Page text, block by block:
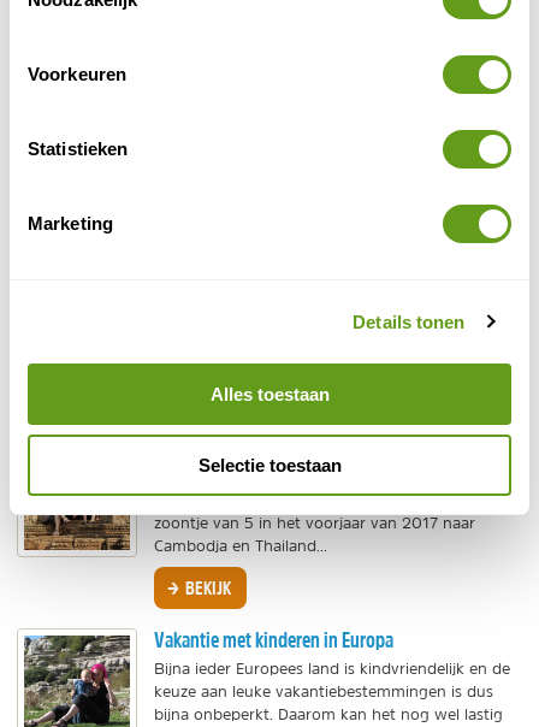
Voorkeuren
Statistieken
Marketing
Details tonen
Alles toestaan
Selectie toestaan
Noorwegen is een ideale bestemming voor een
een rondreis door Noorwegen gemaakt met ons
de natuur. Kom op de meest onbekende plekken
BEKIJK
kinderen te ontdekken. Zelf zijn wij met ons
zoontje van 5 in het voorjaar van 2017 naar
Cambodja en Thailand...
BEKIJK
Vakantie met kinderen in Europa
Bijna ieder Europees land is kindvriendelijk en de
keuze aan leuke vakantiebestemmingen is dus
bijna onbeperkt. Daarom kan het nog wel lastig